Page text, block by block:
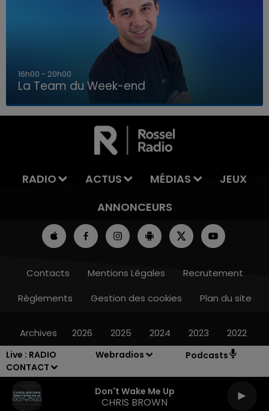
Live : RADIO
CONTACT
Webradios Podcasts
Don't Wake Me Up
CHRIS BROWN
LA TEAM DU WEEK-END
7h00 - 12h00
La Team du Week-end
RADIO ACTUS MÉDIAS
JEUX
ANNONCEURS
Contacts Mentions Légales
Recrutement
Règlements
Gestion des cookies Plan du site
Archives 2026 2025 2024 2023 2022